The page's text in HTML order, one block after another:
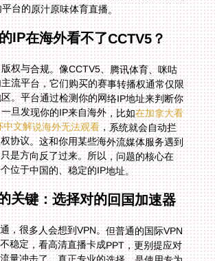
台的原汁原味体育直播。
IP在海外看不了CCTV5？
权与合规。像CCTV5、腾讯体育、咪咕
流平台，它们购买的赛事转播权通常仅限
。平台通过检测你的网络IP地址来判断你
旦发现你的IP来自海外，比如在加拿大看
中文解说海外无法观看，系统就会自动拦
截，以遵守版权协议。这和你用某些海外流媒体服务遇到
的情况类似，只是方向反了过来。所以，问题的核心在
位于中国的、稳定的IP地址。
关键：选择对的回国加速器
，很多人会想到VPN。但普通的国际VPN
稳定，看高清直播卡成PPT，更别提应对
量冲击了。真正专业的选择，是使用专为
回国加速器。这类工具的核心任务，就是
地连回国内网络环境。一个好的加速器，
个国内IP”那么简单。它需要像一位经验丰